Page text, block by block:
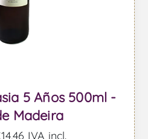
5 Años 500ml -
Madeira
IVA incl.